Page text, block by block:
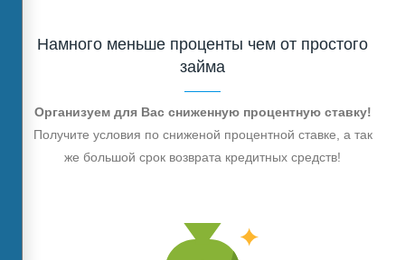
Намного меньше проценты чем от простого
займа
Организуем для Вас сниженную процентную ставку!
Получите условия по сниженой процентной ставке, а так
же большой срок возврата кредитных средств!